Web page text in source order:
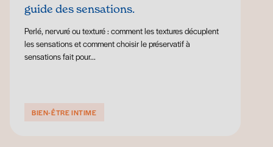
guide des sensations.
Perlé, nervuré ou texturé : comment les textures décuplent
les sensations et comment choisir le préservatif à
sensations fait pour...
BIEN-ÊTRE INTIME